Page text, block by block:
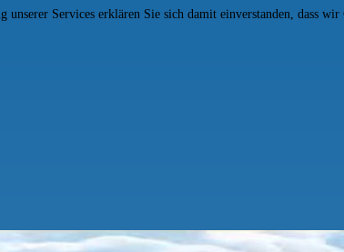
Services erklären Sie sich damit einverstanden, dass wir